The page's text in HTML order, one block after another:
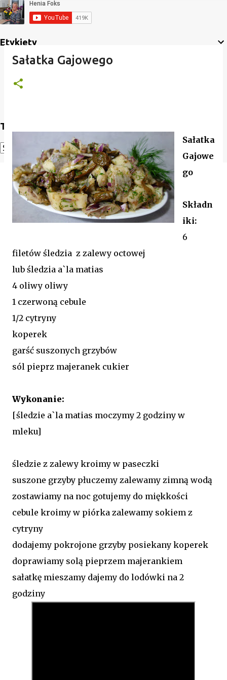
Etykiety
Translate
Powered by Translate
Sałatka Gajowego
Sałatka
Gajowe
go
Składn
iki:
6
filetów śledzia z zalewy octowej
lub śledzia a`la matias
4 oliwy oliwy
1 czerwoną cebule
1/2 cytryny
koperek
garść suszonych grzybów
sól pieprz majeranek cukier
Wykonanie:
[śledzie a`la matias moczymy 2 godziny w
mleku]
śledzie z zalewy kroimy w paseczki
suszone grzyby płuczemy zalewamy zimną wodą
zostawiamy na noc gotujemy do miękkości
cebule kroimy w piórka zalewamy sokiem z
cytryny
dodajemy pokrojone grzyby posiekany koperek
doprawiamy solą pieprzem majerankiem
sałatkę mieszamy dajemy do lodówki na 2
godziny